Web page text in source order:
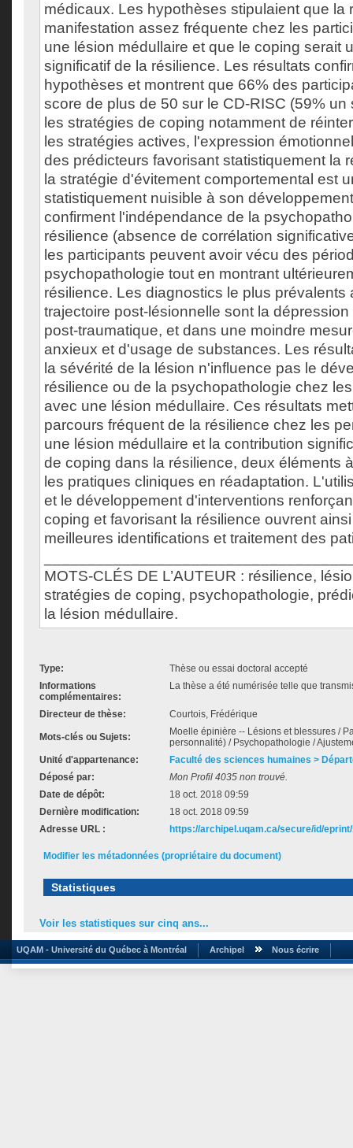
médicaux. Les hypothèses stipulaient que la
manifestation assez fréquente chez les
une lésion médullaire et que le coping serait
significatif de la résilience. Les résultats
hypothèses et montrent que 66% des
score de plus de 50 sur le CD-RISC (59% un
les stratégies de coping notamment de
les stratégies actives, l'expression
des prédicteurs favorisant statistiquement la
la stratégie d'évitement comportemental est
statistiquement nuisible à son
confirment l'indépendance de la
résilience (absence de corrélation
les participants peuvent avoir vécu des
psychopathologie tout en montrant
résilience. Les diagnostics le plus prévalents
trajectoire post-lésionnelle sont la
post-traumatique, et dans une moindre
anxieux et d'usage de substances. Les
la sévérité de la lésion n'influence pas le
résilience ou de la psychopathologie chez
avec une lésion médullaire. Ces résultats
parcours fréquent de la résilience chez les
une lésion médullaire et la contribution
de coping dans la résilience, deux éléments
les pratiques cliniques en réadaptation.
et le développement d'interventions
coping et favorisant la résilience ouvrent
meilleures identifications et traitement des
MOTS-CLÉS DE L’AUTEUR : résilience,
stratégies de coping, psychopathologie,
la lésion médullaire.
Type:
Thèse ou essai doctoral accepté
Informations
complémentaires:
La thèse a été numérisée telle que
Directeur de thèse: Courtois, Frédérique
Mots-clés ou Sujets:
Moelle épinière -- Lésions et blessures /
personnalité) / Psychopathologie /
Unité d'appartenance:
Faculté des sciences humaines >
Déposé par:
Mon Profil 4035 non trouvé.
Date de dépôt:
18 oct. 2018 09:59
Dernière modification:
18 oct. 2018 09:59
Adresse URL :
https://archipel.uqam.ca/secure/id/
Modifier les métadonnées (propriétaire du document)
Statistiques
Voir les statistiques sur cinq ans...
UQAM - Université du Québec à Montréal Archipel Nous écrire